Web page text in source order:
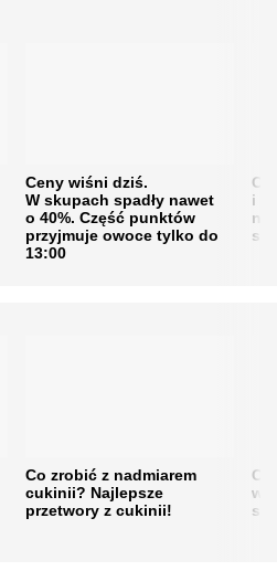
Ceny wiśni dziś.
W skupach spadły nawet
o 40%. Część punktów
przyjmuje owoce tylko do
13:00
i
Co zrobić z nadmiarem
cukinii? Najlepsze
przetwory z cukinii!
w